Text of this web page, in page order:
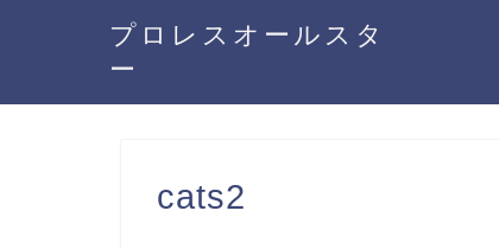
プロレスオールスタ
ー
cats2